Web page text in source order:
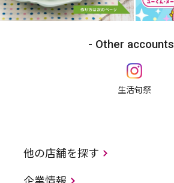
Other accounts
生活旬祭
他の店舗を探す